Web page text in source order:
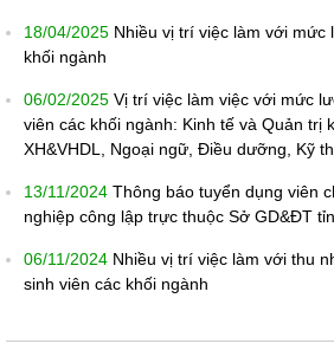
18/04/2025 Nhiều vị trí việc làm với mức
khối ngành
06/02/2025 Vị trí việc làm việc với mức
viên các khối ngành: Kinh tế và Quản trị
XH&VHDL, Ngoại ngữ, Điều dưỡng, Kỹ
13/11/2024 Thông báo tuyển dụng viên
nghiệp công lập trực thuộc Sở GD&ĐT
06/11/2024 Nhiều vị trí việc làm với thu
sinh viên các khối ngành